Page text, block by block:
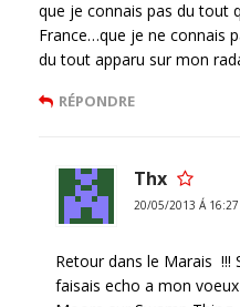
que je connais pas du tout
France…que je ne connais
du tout apparu sur mon
RÉPONDRE
Thx
20/05/2013 Á 16:27
Retour dans le Marais !!!
faisais echo a mon